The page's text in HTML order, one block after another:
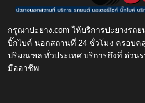
กรุณาปะยาง.com ให้บริการปะยางรถ
บิ๊กไบค์ นอกสถานที่ 24 ชั่วโมง ครอบค
ปริมณฑล ทั่วประเทศ บริการถึงที่ ด่วนร
มืออาชีพ